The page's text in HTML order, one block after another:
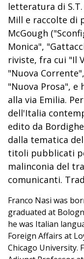
letteratura di S.T.
Mill e raccolte di
McGough
Monica",
riviste, fra cui "Il
"Nuova
"Nuova Prosa",
alla via Emilia.
dell'Italia
edito da
dalla tematica
titoli pubblicati
malinconia del
comunicanti.
Franco Nasi was
graduated at
he was Italian
Foreign Affairs at
Chicago University.